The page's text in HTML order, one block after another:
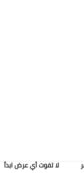
لا تفوت أي عرض ابداً